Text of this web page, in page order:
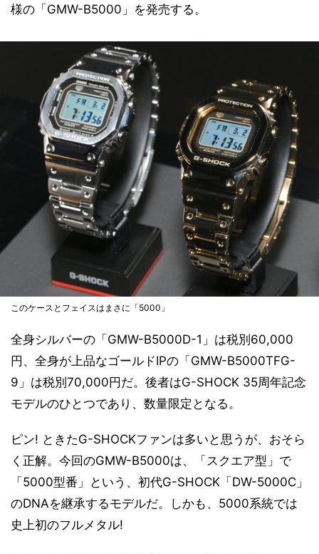
様の「GMW-B5000」を発売する。
このケースとフェイスはまさに「5000」
全身シルバーの「GMW-B5000D-1」は税別60,000
円、全身が上品なゴールドIPの「GMW-B5000TFG-
9」は税別70,000円だ。後者はG-SHOCK 35周年記念
モデルのひとつであり、数量限定となる。
ピン! ときたG-SHOCKファンは多いと思うが、おそら
く正解。今回のGMW-B5000は、「スクエア型」で
「5000型番」という、初代G-SHOCK「DW-5000C」
のDNAを継承するモデルだ。しかも、5000系統では
史上初のフルメタル!